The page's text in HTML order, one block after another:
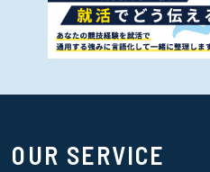
OUR SERVICE